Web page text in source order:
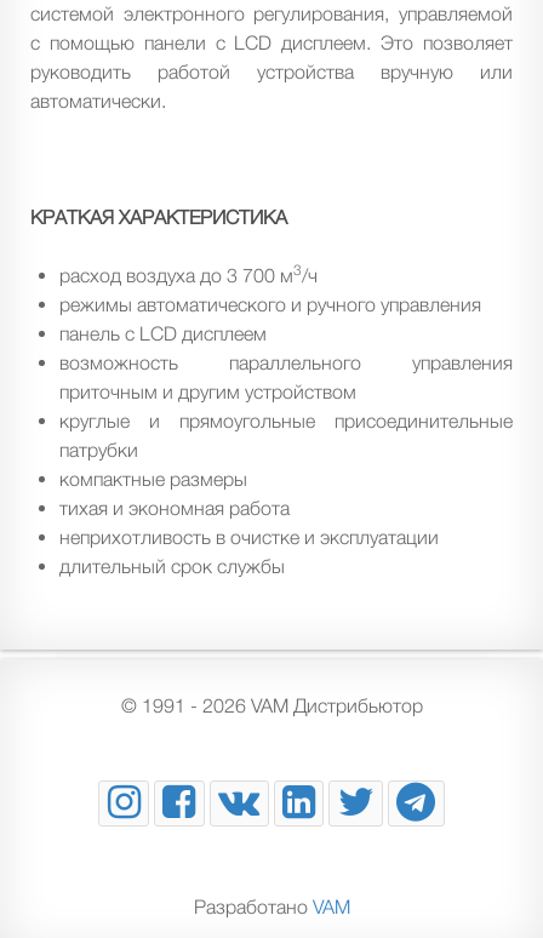
системой электронного регулирования, управляемой
с помощью панели с LCD дисплеем. Это позволяет
руководить работой устройства вручную или
автоматически.
КРАТКАЯ ХАРАКТЕРИСТИКА
расход воздуха до 3 700 м3/ч
режимы автоматического и ручного управления
панель с LCD дисплеем
возможность параллельного управления
приточным и другим устройством
круглые и прямоугольные присоединительные
патрубки
компактные размеры
тихая и экономная работа
неприхотливость в очистке и эксплуатации
длительный срок службы
© 1991 - 2026 VAM Дистрибьютор
Разработано VAM